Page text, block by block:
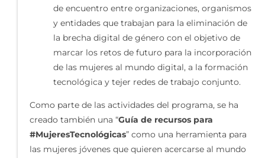
de encuentro entre organizaciones, organismos
y entidades que trabajan para la eliminación de
la brecha digital de género con el objetivo de
marcar los retos de futuro para la incorporación
de las mujeres al mundo digital, a la formación
tecnológica y tejer redes de trabajo conjunto.
Como parte de las actividades del programa, se ha
creado también una “Guía de recursos para
#MujeresTecnológicas” como una herramienta para
las mujeres jóvenes que quieren acercarse al mundo